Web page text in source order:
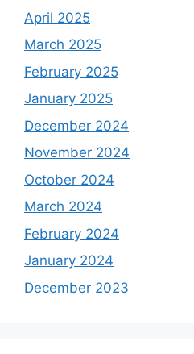
April 2025
March 2025
February 2025
January 2025
December 2024
November 2024
October 2024
March 2024
February 2024
January 2024
December 2023